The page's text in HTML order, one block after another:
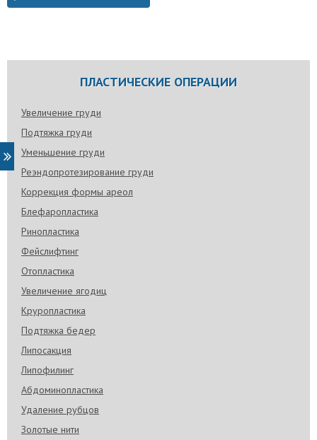
ПЛАСТИЧЕСКИЕ ОПЕРАЦИИ
Увеличение груди
Подтяжка груди
Уменьшение груди
Реэндопротезирование груди
Коррекция формы ареол
Блефаропластика
Ринопластика
Фейслифтинг
Отопластика
Увеличение ягодиц
Круропластика
Подтяжка бедер
Липосакция
Липофилинг
Абдоминопластика
Удаление рубцов
Золотые нити